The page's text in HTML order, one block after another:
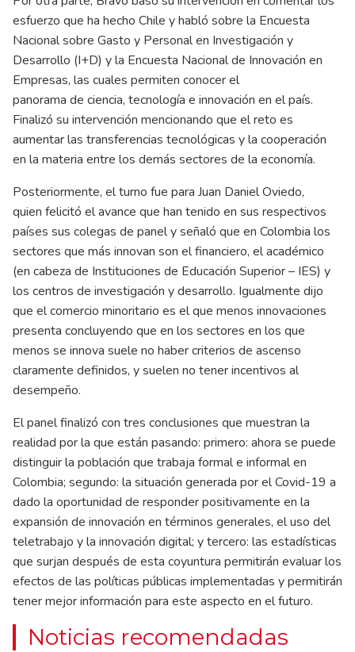
esfuerzo que ha hecho Chile y habló sobre la Encuesta
Nacional sobre Gasto y Personal en Investigación y
Desarrollo (I+D) y la Encuesta Nacional de Innovación en
Empresas, las cuales permiten conocer el
panorama de ciencia, tecnología e innovación en el país.
Finalizó su intervención mencionando que el reto es
aumentar las transferencias tecnológicas y la cooperación
en la materia entre los demás sectores de la economía.
Posteriormente, el turno fue para Juan Daniel Oviedo,
quien felicitó el avance que han tenido en sus respectivos
países sus colegas de panel y señaló que en Colombia los
sectores que más innovan son el financiero, el académico
(en cabeza de Instituciones de Educación Superior – IES) y
los centros de investigación y desarrollo. Igualmente dijo
que el comercio minoritario es el que menos innovaciones
presenta concluyendo que en los sectores en los que
menos se innova suele no haber criterios de ascenso
claramente definidos, y suelen no tener incentivos al
desempeño.
El panel finalizó con tres conclusiones que muestran la
realidad por la que están pasando: primero: ahora se puede
distinguir la población que trabaja formal e informal en
Colombia; segundo: la situación generada por el Covid-19 a
dado la oportunidad de responder positivamente en la
expansión de innovación en términos generales, el uso del
teletrabajo y la innovación digital; y tercero: las estadísticas
que surjan después de esta coyuntura permitirán evaluar los
efectos de las políticas públicas implementadas y permitirán
tener mejor información para este aspecto en el futuro.
Noticias recomendadas